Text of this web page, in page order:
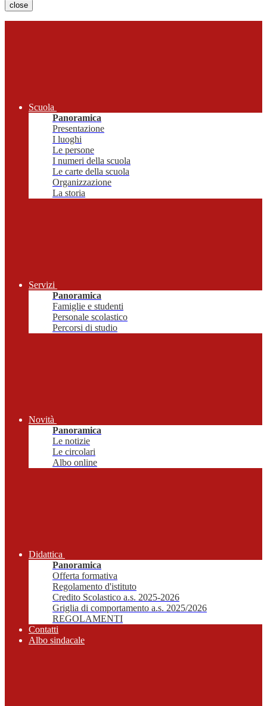
close
Scuola
Panoramica
Presentazione
I luoghi
Le persone
I numeri della scuola
Le carte della scuola
Organizzazione
La storia
Servizi
Panoramica
Famiglie e studenti
Personale scolastico
Percorsi di studio
Novità
Panoramica
Le notizie
Le circolari
Albo online
Didattica
Panoramica
Offerta formativa
Regolamento d'istituto
Credito Scolastico a.s. 2025-2026
Griglia di comportamento a.s. 2025/2026
REGOLAMENTI
Contatti
Albo sindacale